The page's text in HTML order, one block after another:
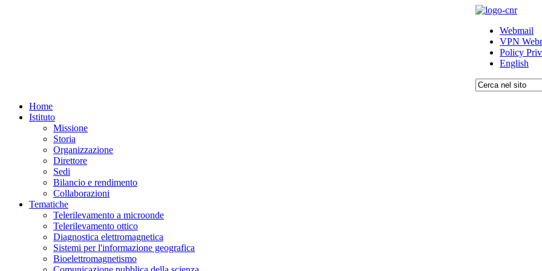
Webmail
VPN
Policy
English
Home
Istituto
Missione
Storia
Organizzazione
Direttore
Sedi
Bilancio e rendimento
Collaborazioni
Tematiche
Telerilevamento a microonde
Telerilevamento ottico
Diagnostica elettromagnetica
Sistemi per l'informazione geografica
Bioelettromagnetismo